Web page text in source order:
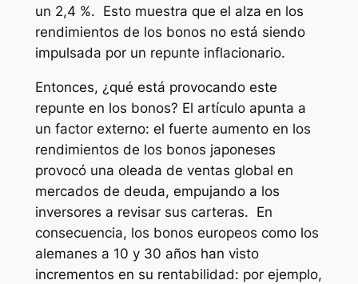
un 2,4 %. Esto muestra que el alza en los
rendimientos de los bonos no está siendo
impulsada por un repunte inflacionario.
Entonces, ¿qué está provocando este
repunte en los bonos? El artículo apunta a
un factor externo: el fuerte aumento en los
rendimientos de los bonos japoneses
provocó una oleada de ventas global en
mercados de deuda, empujando a los
inversores a revisar sus carteras. En
consecuencia, los bonos europeos como los
alemanes a 10 y 30 años han visto
incrementos en su rentabilidad: por ejemplo,